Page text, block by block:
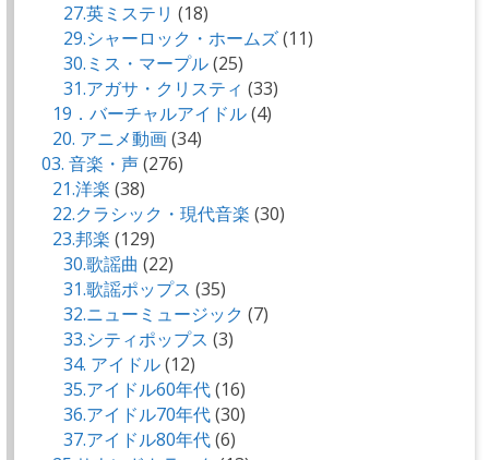
27.英ミステリ (18)
29.シャーロック・ホームズ(11)
30.ミス・マープル(25)
31.アガサ・クリスティ (33)
19．バーチャルアイドル(4)
20. アニメ動画(34)
03. 音楽・声(276)
21.洋楽 (38)
22.クラシック・現代音楽 (30)
23.邦楽 (129)
30.歌謡曲 (22)
31.歌謡ポップス (35)
32.ニューミュージック (7)
33.シティポップス (3)
34. アイドル(12)
35.アイドル60年代(16)
36.アイドル70年代(30)
37.アイドル80年代(6)